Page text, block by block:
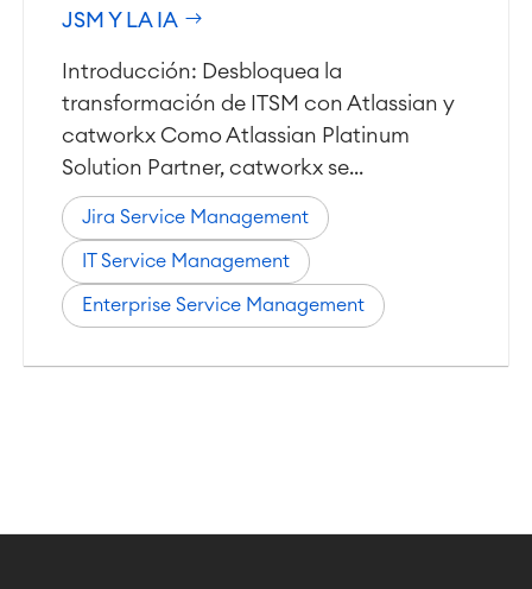
JSM Y LA IA
Introducción: Desbloquea la
transformación de ITSM con Atlassian y
catworkx Como Atlassian Platinum
Solution Partner, catworkx se...
Jira Service Management
IT Service Management
Enterprise Service Management